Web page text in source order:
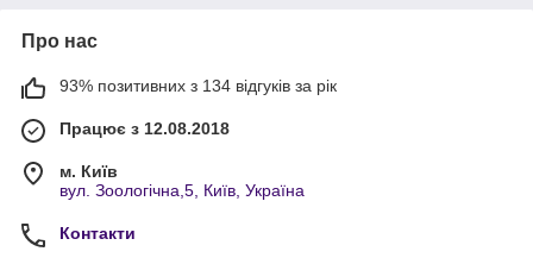
Про нас
93% позитивних з 134 відгуків за рік
Працює з 12.08.2018
м. Київ
вул. Зоологічна,5, Київ, Україна
Контакти